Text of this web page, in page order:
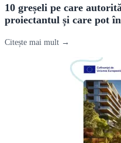
10 greșeli pe care
proiectantul și care pot
Citește mai mult →